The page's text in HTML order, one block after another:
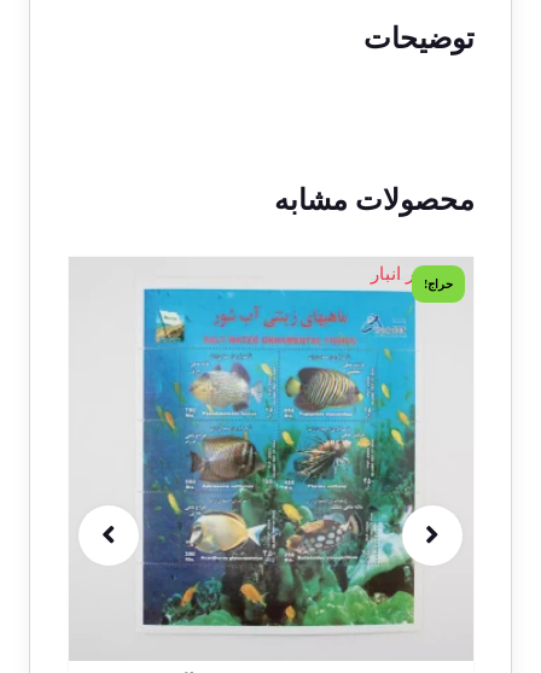
توضیحات
محصولات مشابه
حراج!